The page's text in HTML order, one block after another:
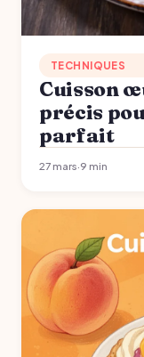
TECHNIQUES
Cuisson
précis
parfait
27 mars·9 min